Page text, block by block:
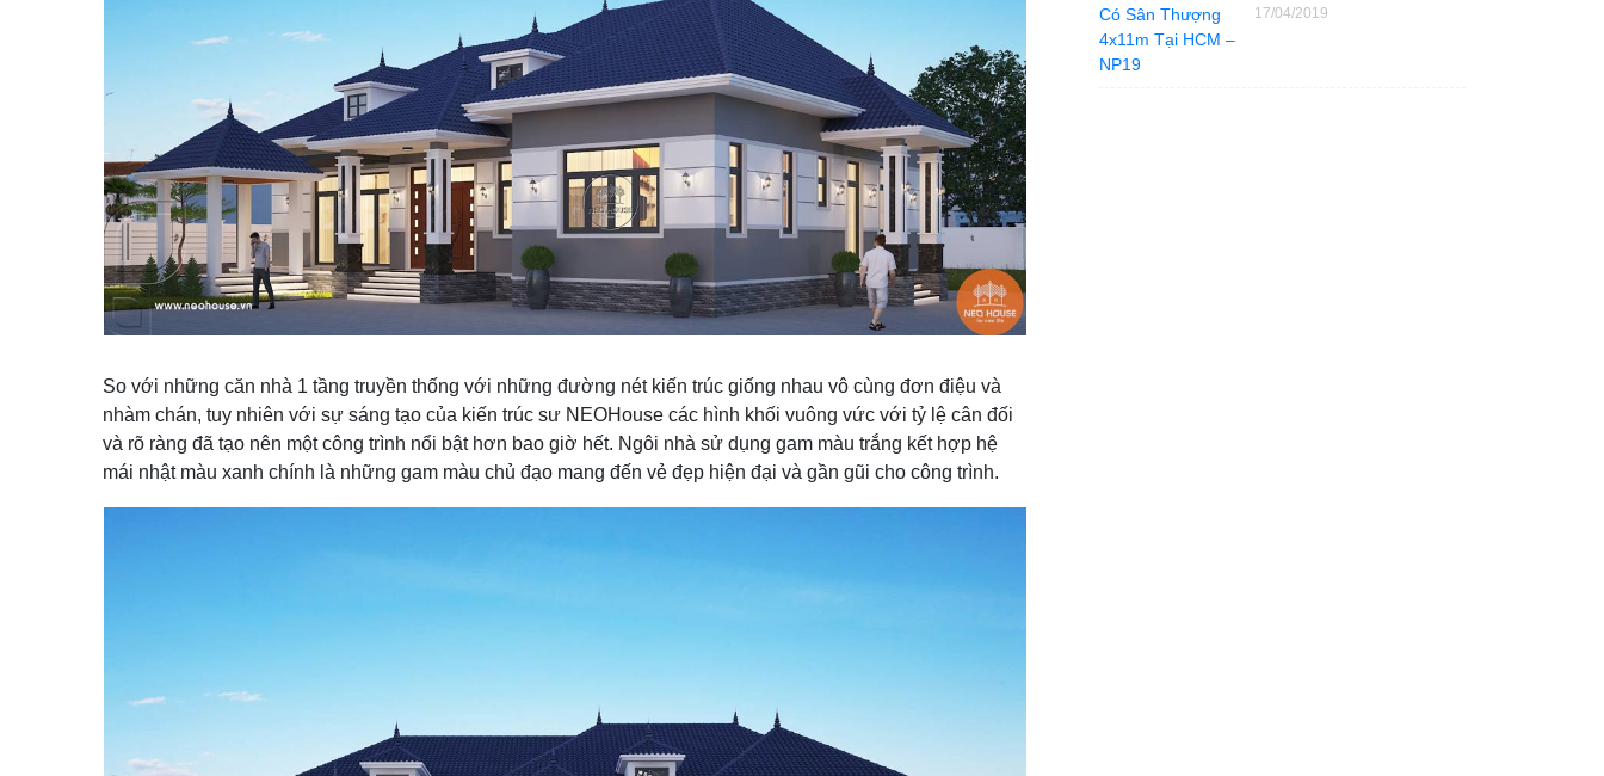
So với những căn nhà 1 tầng truyền thống với những đường nét kiến trúc giống nhau vô cùng đơn điệu và
nhàm chán, tuy nhiên với sự sáng tạo của kiến trúc sư NEOHouse các hình khối vuông vức với tỷ lệ cân đối
và rõ ràng đã tạo nên một công trình nổi bật hơn bao giờ hết. Ngôi nhà sử dụng gam màu trắng kết hợp hệ
mái nhật màu xanh chính là những gam màu chủ đạo mang đến vẻ đẹp hiện đại và gần gũi cho công trình.
4x11m Tại HCM – NP19
17/04/2019